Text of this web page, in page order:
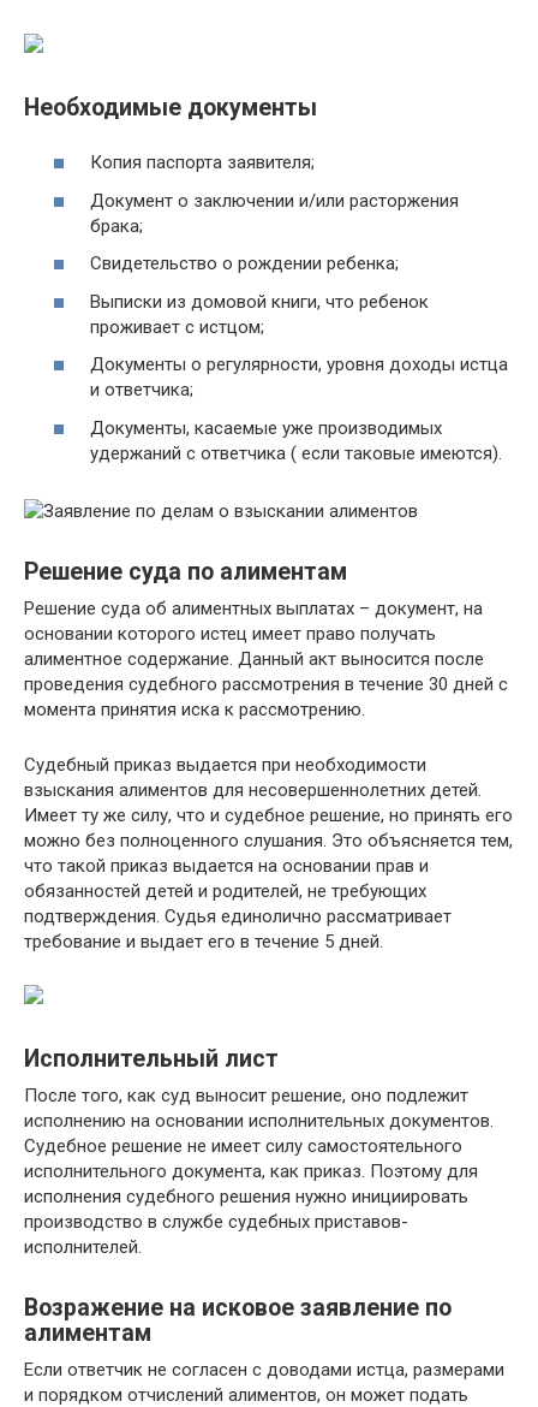
Необходимые документы
Копия паспорта заявителя;
Документ о заключении и/или расторжения
брака;
Свидетельство о рождении ребенка;
Выписки из домовой книги, что ребенок
проживает с истцом;
Документы о регулярности, уровня доходы истца
и ответчика;
Документы, касаемые уже производимых
удержаний с ответчика ( если таковые имеются).
Решение суда по алиментам
Решение суда об алиментных выплатах – документ, на
основании которого истец имеет право получать
алиментное содержание. Данный акт выносится после
проведения судебного рассмотрения в течение 30 дней с
момента принятия иска к рассмотрению.
Судебный приказ выдается при необходимости
взыскания алиментов для несовершеннолетних детей.
Имеет ту же силу, что и судебное решение, но принять его
можно без полноценного слушания. Это объясняется тем,
что такой приказ выдается на основании прав и
обязанностей детей и родителей, не требующих
подтверждения. Судья единолично рассматривает
требование и выдает его в течение 5 дней.
Исполнительный лист
После того, как суд выносит решение, оно подлежит
исполнению на основании исполнительных документов.
Судебное решение не имеет силу самостоятельного
исполнительного документа, как приказ. Поэтому для
исполнения судебного решения нужно инициировать
производство в службе судебных приставов-
исполнителей.
Возражение на исковое заявление по
алиментам
Если ответчик не согласен с доводами истца, размерами
и порядком отчислений алиментов, он может подать